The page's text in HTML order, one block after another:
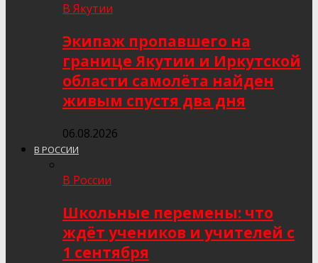
В Якутии
Экипаж пропавшего на
границе Якутии и Иркутской
области самолёта найден
живым спустя два дня
06.08.2026
В РОССИИ
В России
Школьные перемены: что
ждёт учеников и учителей с
1 сентября